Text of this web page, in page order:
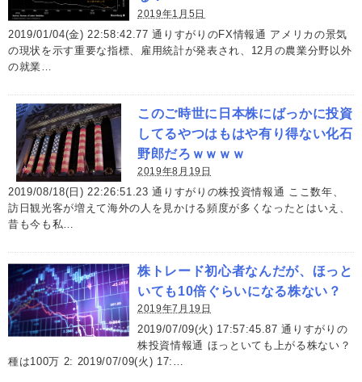
2019年1月5日
2019/01/04(金) 22:58:42.77 通りすがりのFX情報通 アメリカの景気
の現状を示す重要な指標、雇用統計が発表され、12月の農業分野以外
の就業…
このご時世に日本株にばっかに投資
してるやつはもはや有り得ない化石
野郎だろｗｗｗｗ
2019年8月19日
2019/08/18(日) 22:26:51.23 通りすがりの株投資情報通 ここ数年、
訪日観光客が増えて海外の人を見かける頻度が多くなったとはいえ、
昔も今も私…
株トレード初心者なんだが、ほっと
いても10倍ぐらいになる株ない？
2019年7月19日
2019/07/09(火) 17:57:45.87 通りすがりの
株投資情報通 ほっといても上がる株ない？
種は100万 2: 2019/07/09(火) 17:…